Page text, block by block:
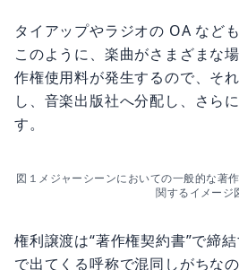
タイアップやラジオの OA など
このように、楽曲がさまざまな
作権使用料が発生するので、そ
し、音楽出版社へ分配し、さら
す。
図１メジャーシーンにおいての一般的な著
関するイメージ
権利譲渡は“著作権契約書”で締
で出てくる呼称で混同しがちな